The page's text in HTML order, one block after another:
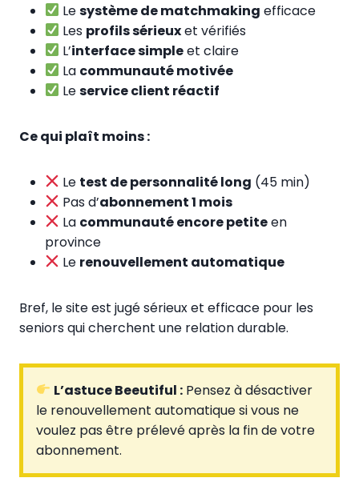
Lesystème de matchmaking efficace
Les profils sérieuxet vérifiés
L’interface simpleet claire
La communauté motivée
Leservice client réactif
Ce qui plaît moins :
Le test de personnalité long (45 min)
Pas d’abonnement 1 mois
La communauté encore petiteen
province
Le renouvellement automatique
Bref, le site est jugé sérieux et efficace pour les
seniors qui cherchent une relation durable.
L’astuce Beeutiful : Pensez à désactiver
le renouvellement automatique si vous ne
voulez pas être prélevé après la fin de votre
abonnement.